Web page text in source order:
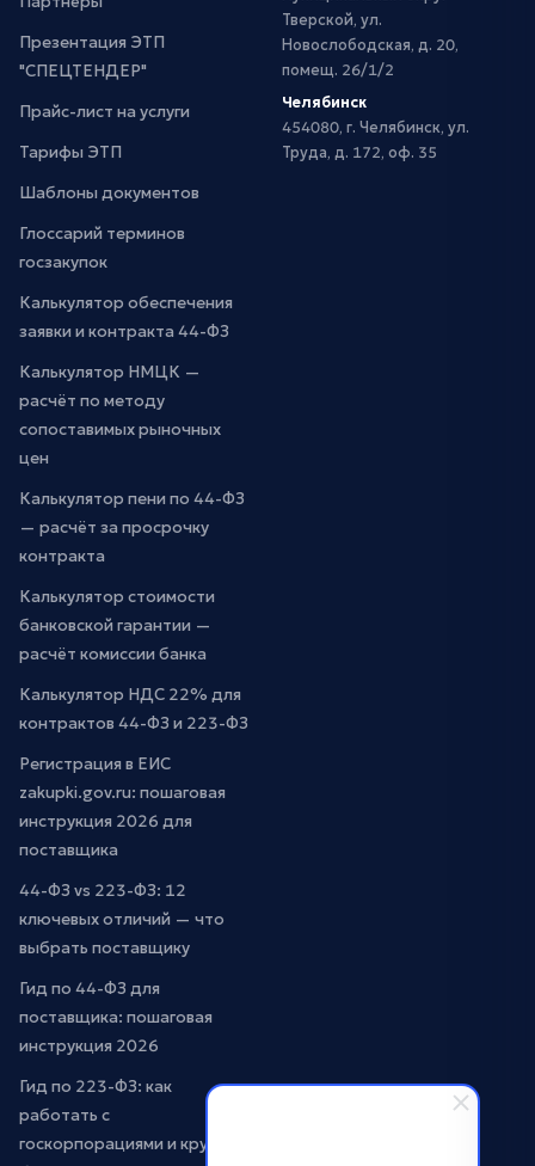
Презентация ЭТП
"СПЕЦТЕНДЕР"
Прайс-лист на услуги
Тарифы ЭТП
Шаблоны документов
Глоссарий терминов
госзакупок
Калькулятор обеспечения
заявки и контракта 44-ФЗ
Калькулятор НМЦК —
расчёт по методу
сопоставимых рыночных
цен
Калькулятор пени по 44-ФЗ
— расчёт за просрочку
контракта
Калькулятор стоимости
банковской гарантии —
расчёт комиссии банка
Калькулятор НДС 22% для
контрактов 44-ФЗ и 223-ФЗ
Регистрация в ЕИС
zakupki.gov.ru: пошаговая
инструкция 2026 для
поставщика
44-ФЗ vs 223-ФЗ: 12
ключевых отличий — что
выбрать поставщику
Гид по 44-ФЗ для
поставщика: пошаговая
инструкция 2026
Гид по 223-ФЗ: как
работать с
госкорпорациями и крупным
Тверской, ул.
Новослободская, д. 20,
помещ. 26/1/2
Челябинск
454080, г. Челябинск, ул.
Труда, д. 172, оф. 35